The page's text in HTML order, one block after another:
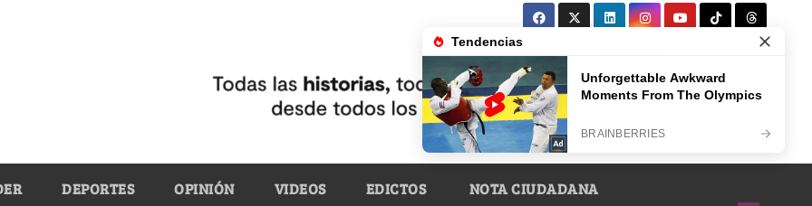
DEPORTES OPINIÓN VIDEOS EDICTOS NOTA CIUDADANA